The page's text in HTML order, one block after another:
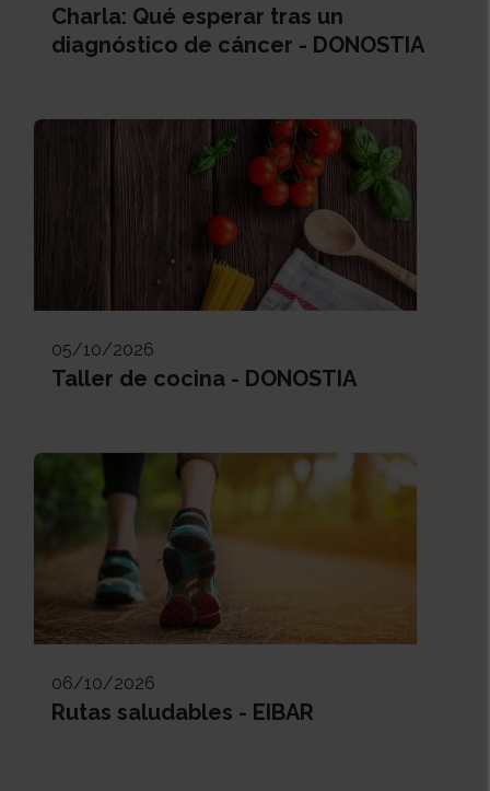
Charla: Qué esperar tras un
diagnóstico de cáncer - DONOSTIA
05/10/2026
Taller de cocina - DONOSTIA
06/10/2026
Rutas saludables - EIBAR